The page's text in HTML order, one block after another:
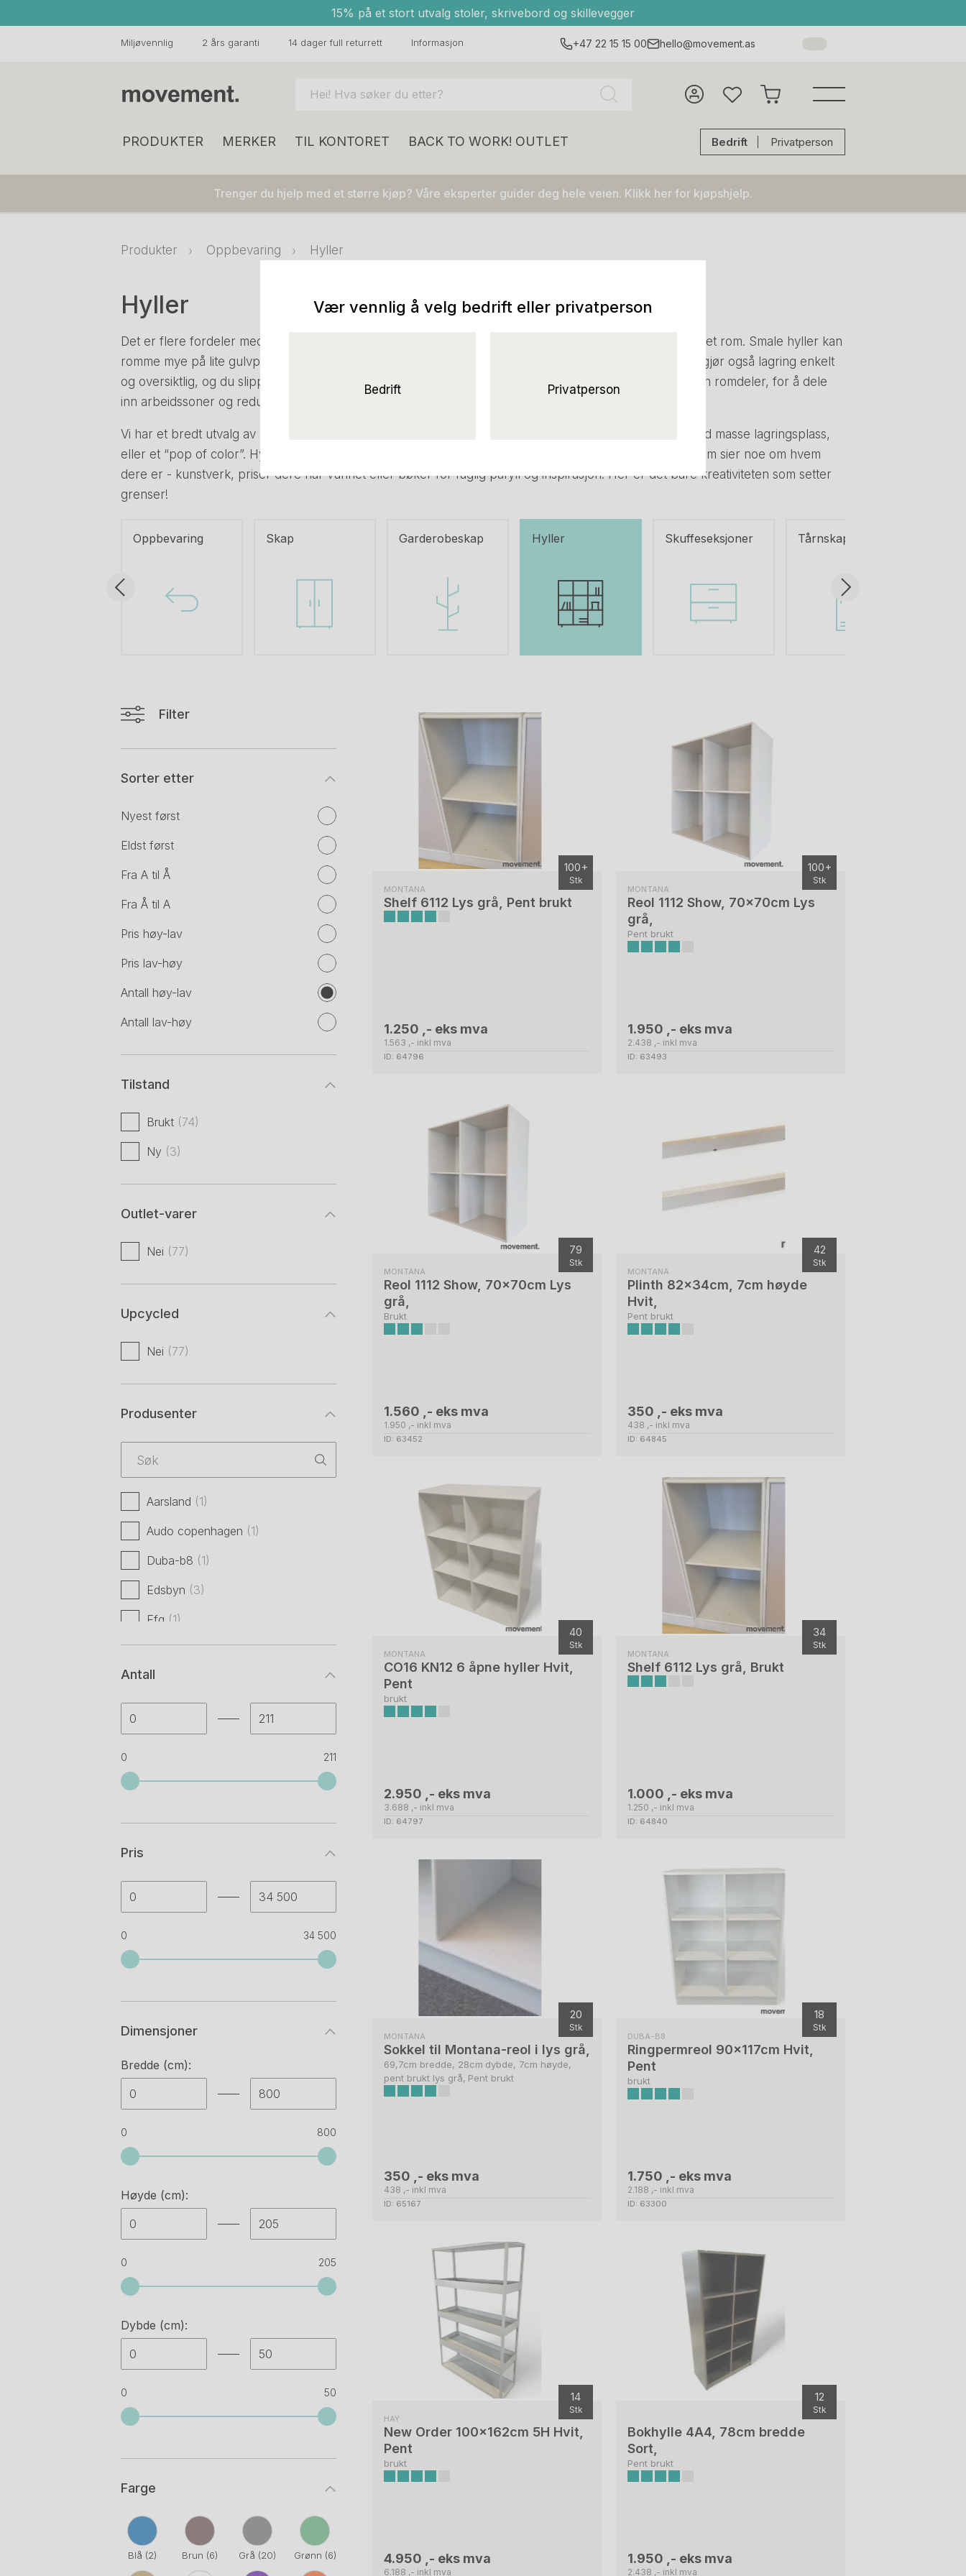
15% på et stort utvalg stoler, skrivebord og skillevegger
Miljøvennlig 2 års garanti 14 dager full returrett Informasjon +47 22 15 15 00 hello@movement.as
PRODUKTER MERKER TIL KONTORET BACK TO WORK! OUTLET Bedrift Privatperson
Trenger du hjelp med et større kjøp? Våre eksperter guider deg hele veien. Klikk her for kjøpshjelp.
Produkter Oppbevaring Hyller
Hyller
Det er flere fordeler med å ha hyller på kontoret. En av de viktigste er at du enkelt kan utnytte høyden i et rom. Smale hyller kan
romme mye på lite gulvplass, og med vegghengte hyller slipper du å tenke på det i det hele tatt! Hyller gjør også lagring enkelt
og oversiktlig, og du slipper å lete i skuffer og skap etter det du trenger. I tillegg kan en hylle være en fin romdeler, for å dele
inn arbeidssoner og redusere distraksjoner.
Vi har et bredt utvalg av kvalitetskontrollerte brukte hyller, enten du er ute etter en nøytral hvit hylle med masse lagringsplass,
eller et “pop of color”. Hyller er en perfekt mulighet til å gi kontoret et personlig preg. Vis frem dekor som sier noe om hvem
dere er - kunstverk, priser dere har vunnet eller bøker for faglig påfyll og inspirasjon. Her er det bare kreativiteten som setter
grenser!
Oppbevaring Skap Garderobeskap Hyller Skuffeseksjoner Tårnskap
Filter
Sorter etter
Nyest først
Eldst først
Fra A til Å
Fra Å til A
Pris høy-lav
Pris lav-høy
Antall høy-lav
Antall lav-høy
Tilstand
Brukt (74)
Ny (3)
Outlet-varer
Nei (77)
Upcycled
Nei (77)
Produsenter
Aarsland (1)
Audo copenhagen (1)
Duba-b8 (1)
Edsbyn (3)
Efg (1)
Fogia(1)
Hay
Ikea(4)
Montana(40)
Wework(1)
Antall
0 211
Pris
0 34 500
Dimensjoner
Bredde (cm):
0 800
Høyde (cm):
0 205
Dybde (cm):
0 50
Farge
Blå (2) Brun (6) Grå (20) Grønn (6)
100+
Stk
MONTANA
Shelf 6112 Lys grå, Pent brukt
1.250 ,- eks mva
1.563 ,- inkl mva
ID: 64796
100+
Stk
MONTANA
Reol 1112 Show, 70x70cm Lys
grå,
Pent brukt
1.950 ,- eks mva
2.438 ,- inkl mva
ID: 63493
79
Stk
MONTANA
Reol 1112 Show, 70x70cm Lys
grå,
Brukt
1.560 ,- eks mva
1.950 ,- inkl mva
ID: 63452
42
Stk
MONTANA
Plinth 82x34cm, 7cm høyde
Hvit,
Pent brukt
350 ,- eks mva
438 ,- inkl mva
ID: 64845
40
Stk
MONTANA
CO16 KN12 6 åpne hyller Hvit,
Pent
brukt
2.950 ,- eks mva
3.688 ,- inkl mva
ID: 64797
34
Stk
MONTANA
Shelf 6112 Lys grå, Brukt
1.000 ,- eks mva
1.250 ,- inkl mva
ID: 64840
20
Stk
MONTANA
Sokkel til Montana-reol i lys grå,
69,7cm bredde, 28cm dybde, 7cm høyde,
pent brukt lys grå, Pent brukt
350 ,- eks mva
438 ,- inkl mva
ID: 65167
18
Stk
DUBA-B8
Ringpermreol 90x117cm Hvit,
Pent
brukt
1.750 ,- eks mva
2.188 ,- inkl mva
ID: 63300
14
Stk
HAY
New Order 100x162cm 5H Hvit,
Pent
brukt
4.950 ,- eks mva
6.188 ,- inkl mva
12
Stk
Bokhylle 4A4, 78cm bredde
Sort,
Pent brukt
1.950 ,- eks mva
2.438 ,- inkl mva
Vær vennlig å velg bedrift eller privatperson
Bedrift Privatperson